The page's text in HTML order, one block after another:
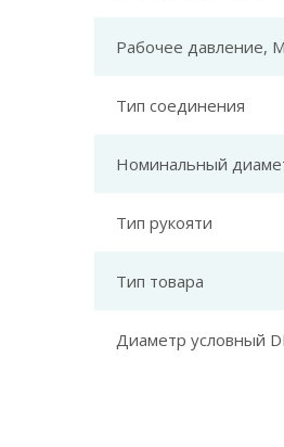
Рабочее давление,
Тип соединения
Номинальный
Тип рукояти
Тип товара
Диаметр условный